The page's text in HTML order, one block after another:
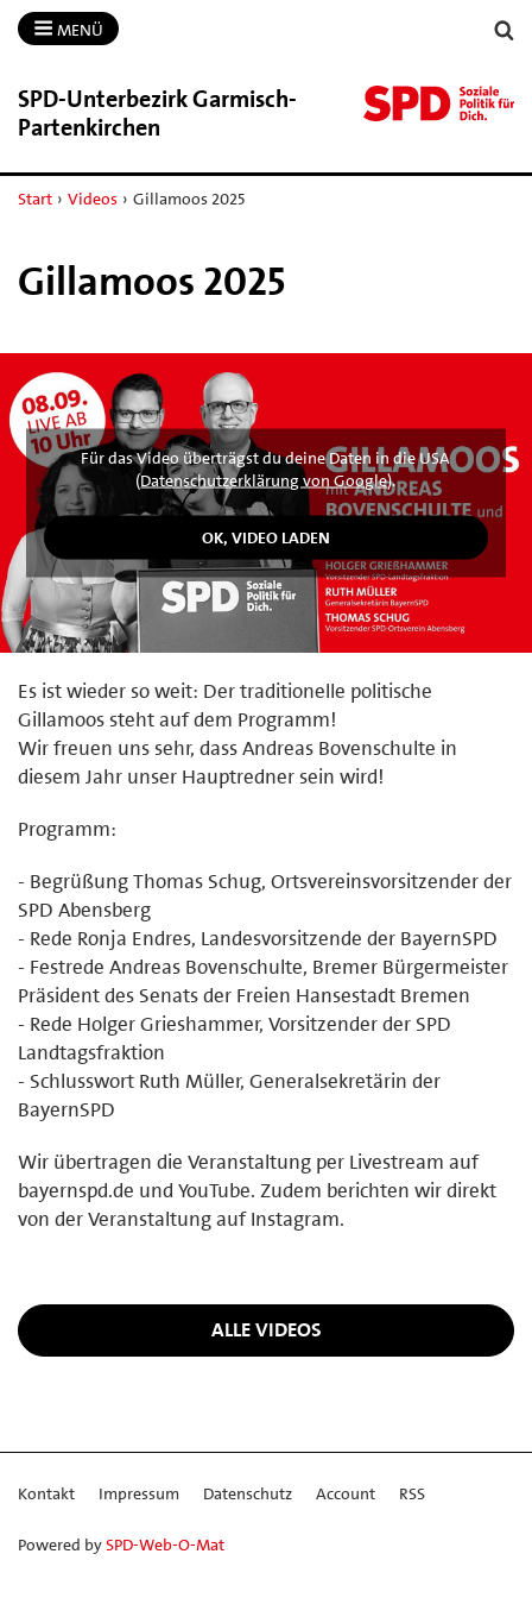
MENÜ
SPD-​Unterbezirk Garmisch-​
Partenkirchen
Start › Videos › Gillamoos 2025
Gillamoos 2025
Für das Video überträgst du deine Daten in die USA
(Datenschutzerklärung von Google).
Es ist wieder so weit: Der traditionelle politische
Gillamoos steht auf dem Programm!
Wir freuen uns sehr, dass Andreas Bovenschulte in
diesem Jahr unser Hauptredner sein wird!
Programm:
- Begrüßung Thomas Schug, Ortsvereinsvorsitzender der
SPD Abensberg
- Rede Ronja Endres, Landesvorsitzende der BayernSPD
- Festrede Andreas Bovenschulte, Bremer Bürgermeister
Präsident des Senats der Freien Hansestadt Bremen
- Rede Holger Grieshammer, Vorsitzender der SPD
Landtagsfraktion
- Schlusswort Ruth Müller, Generalsekretärin der
BayernSPD
Wir übertragen die Veranstaltung per Livestream auf
bayernspd.de und YouTube. Zudem berichten wir direkt
von der Veranstaltung auf Instagram.
ALLE VIDEOS
Kontakt Impressum Datenschutz Account RSS
Powered bySPD-Web-O-Mat